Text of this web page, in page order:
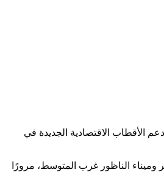
ودعم الأقطاب الاقتصادية الجديدة في
وميناء الناظور غرب المتوسط، مرورًا